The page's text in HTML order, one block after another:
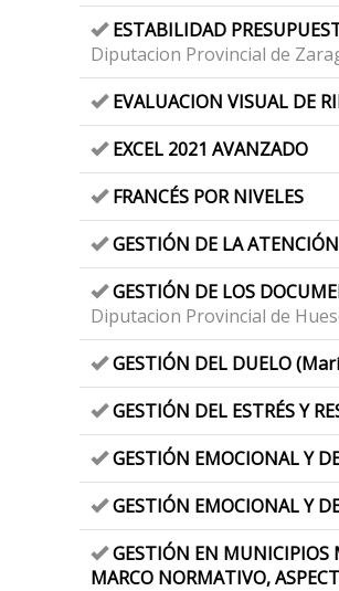
ESTABILIDAD
Diputacion Provincial de
EVALUACION VISUAL DE
EXCEL 2021 AVANZADO
FRANCÉS POR NIVELES
GESTIÓN DE LA
GESTIÓN DE LOS
Diputacion Provincial de
GESTIÓN DEL DUELO
GESTIÓN DEL ESTRÉS Y
GESTIÓN EMOCIONAL Y
GESTIÓN EMOCIONAL Y
GESTIÓN EN MUNICIPIOS
MARCO NORMATIVO,